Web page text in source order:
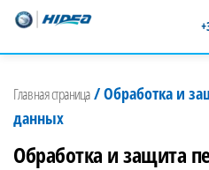
Магазин
лодочных
моторов
Hidea
Представитель
Беларуси
Главная страница/Обработка и
данных
Обработка и защита